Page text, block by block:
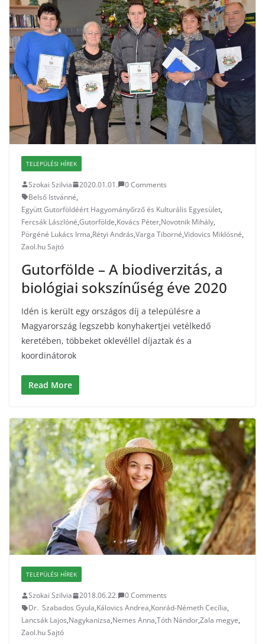
TELEPÜLÉSI HÍREK
Szokai Szilvia 2020.01.01.
0 Comments
Belső Istvánné,
Együtt Gutorföldéért Hagyományőrző és Kulturális Egyesület,
Fercsák Lászlóné,Gutorfölde,Kovács Péter,Novotnik Mihály,
Pörgéné Lukács Irma,Rétyi András,Varga Tiborné,Vidovics Miklósné,
Zaol.hu Sajtó
Gutorfölde – A biodiverzitás, a
biológiai sokszínűség éve 2020
Idén is került egy országos díj a településre a
Magyarország legszebb konyhakertjei vetélkedő
keretében, többeket oklevéllel díjaztak és a
koordinátorok
Read More
TELEPÜLÉSI HÍREK
Szokai Szilvia 2018.06.22.
0 Comments
Dr. Szabados Gyula,Kálovics Andrea,Konrád-Németh Cecília,
Lancsák Lajos,Nagykanizsa,Nemes Anna,Tóth Nándor,Zala megye,
Zaol.hu Sajtó